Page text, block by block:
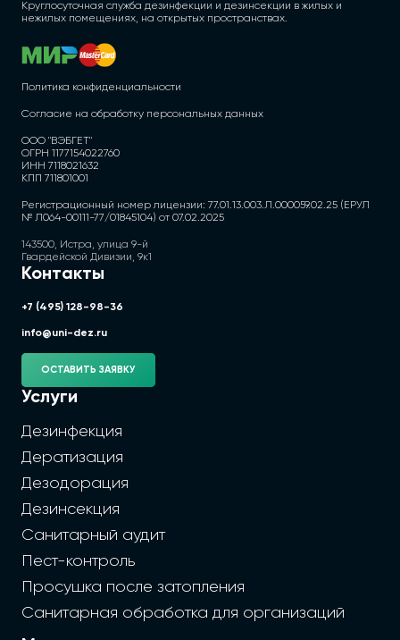
Круглосуточная служба дезинфекции и дезинсекции в жилых и
нежилых помещениях, на открытых пространствах.
Политика конфиденциальности
Согласие на обработку персональных данных
ООО "ВЭБГЕТ"
ОГРН 1177154022760
ИНН 7118021632
КПП 711801001
Регистрационный номер лицензии: 77.01.13.003.Л.000059.02.25 (ЕРУЛ
№ Л064-00111-77/01845104) от 07.02.2025
143500, Истра, улица 9-й
Гвардейской Дивизии, 9к1
Контакты
+7 (495) 128-98-36
info@uni-dez.ru
ОСТАВИТЬ ЗАЯВКУ
Услуги
Дезинфекция
Дератизация
Дезодорация
Дезинсекция
Санитарный аудит
Пест-контроль
Просушка после затопления
Санитарная обработка для организаций